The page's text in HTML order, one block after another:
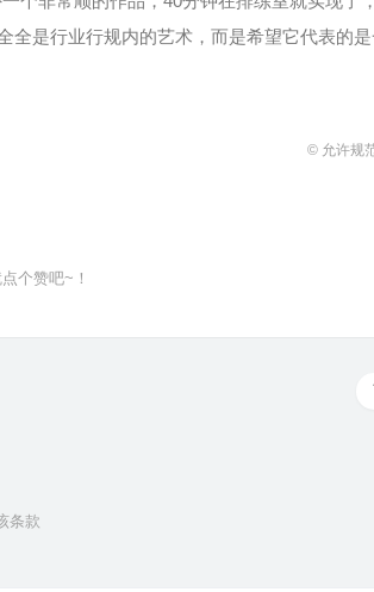
全是行业行规内的艺术，而是希望它代表的
© 允许规
个赞吧~！
条款